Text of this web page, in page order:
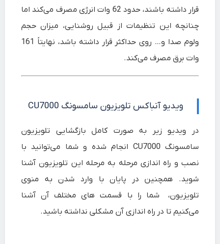
قرار داشته باشند، حدود 62 وات انرژی مصرف می‌کند اما
چنانچه این تنظیمات از قبیل روشنایی، میزان حجم
ولوم صدا و… روی حداکثر قرار داشته باشد، نهایتاً 161
وات برق مصرف می‌کند.
ویدیو آنباکس تلویزیون سامسونگ CU7000
در ویدیو زیر به صورت کامل بازگشایی تلویزیون
سامسونگ CU7000 انجام شده و شما می‌توانید با
نصب و راه اندازی مرحله به مرحله این تلویزیون آشنا
شوید. همچنین در پایان با وارد شدن به منوی
تلویزیون، شما را با قسمت های مختلف آن آشنا
می‌کنیم تا در راه اندازی آن مشکلی نداشته باشید.